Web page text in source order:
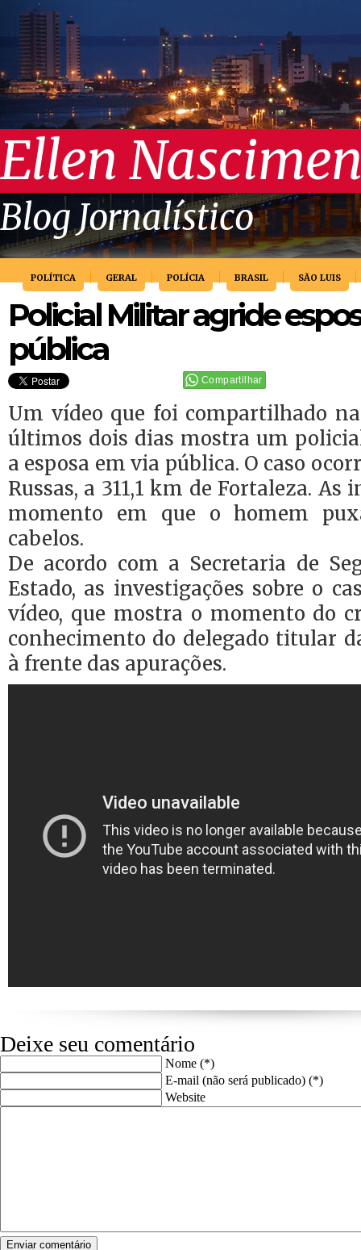
Ellen
Blog Jornalístico
POLÍTICA GERAL POLÍCIA BRASIL SÃO LUIS
Policial Militar agride
pública
Compartilhar
Um vídeo que foi compartilhado
últimos dois dias mostra um
a esposa em via pública. O caso
Russas, a 311,1 km de Fortaleza.
momento em que o homem
cabelos.
De acordo com a Secretaria de
Estado, as investigações sobre o
vídeo, que mostra o momento do
conhecimento do delegado titular
à frente das apurações.
Deixe seu comentário
Nome (*)
E-mail (não será publicado) (*)
Website